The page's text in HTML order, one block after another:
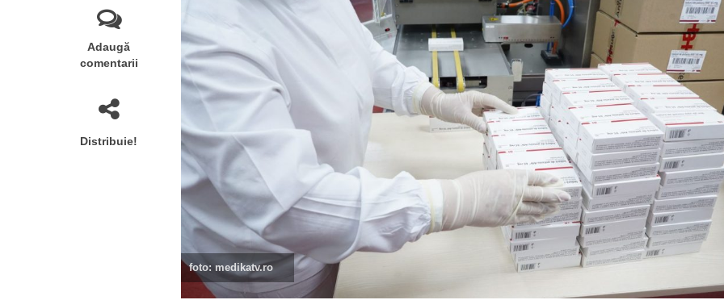
Adaugă
comentarii
Distribuie!
foto: medikatv.ro